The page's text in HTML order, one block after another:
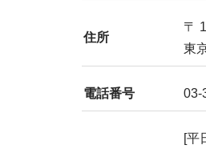
住所
〒
東
電話番号 03-
[平